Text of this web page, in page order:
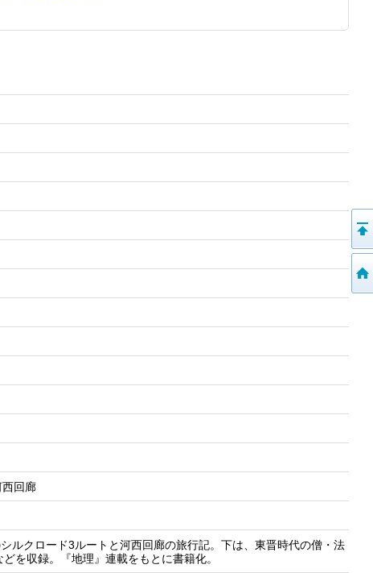
西回廊
ルクロード3ルートと河西回廊の旅行記。下は、東晋時代の僧・法
を収録。『地理』連載をもとに書籍化。